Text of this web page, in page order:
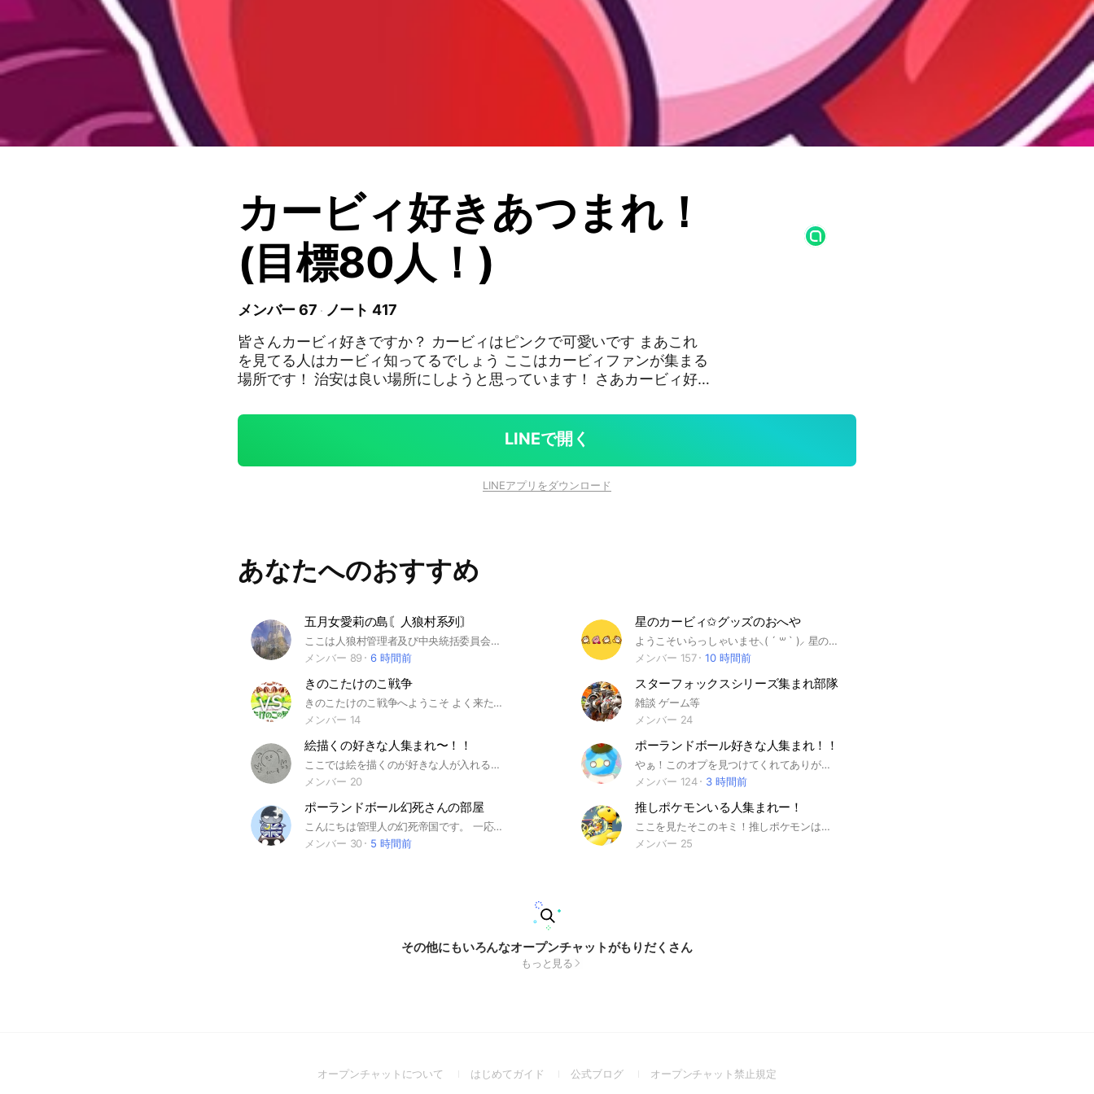
カービィ好きあつまれ！
(目標80人！)
メンバー 67
ノート 417
皆さんカービィ好きですか？ カービィはピンクで可愛いです まあこれ
を見てる人はカービィ知ってるでしょう ここはカービィファンが集まる
場所です！ 治安は良い場所にしようと思っています！ さあカービィ好
とはしないでください これらのことがわかったら 入ってきてどうぞ 即
抜けはやめてね☆ このオプチャ現時点では一番民度いいかもしれない...
11月29日 60人発達成日2026年2月24日 70人発達成日2026年5月23日
LINEで開く
LINEアプリをダウンロード
あなたへのおすすめ
五月女愛莉の島〘人狼村系列〙
ここは人狼村管理者及び中央統括委員会委員長の五月女愛莉の島 私が気分で運営の話をしたり雑談したりする場所 まぁ、ゆるーくね
メンバー 89
6 時間前
星のカービィ✩グッズのおへや
ようこそいらっしゃいませ⸜( ´ ꒳ ` )⸝ 星のカービィの「グッズ情報」に特化したオプチャです✩.*˚ ぬいぐるみ・Tシャツ・文房具…一番くじや、期間限定コラボものなどなど、最新グッズの情報満載です！ カービィのゲームやイラスト、雑談関連のオプチャはいくつかあるけど… グッズに関するオプチャは少ないので作ってみました！ 新・旧どんなグッズ紹介でも、グッズ自慢、自作グッズ、グッズの飾り方・使い方、グッズの質問、なんでもおっけー！ 管理人は新着のカービィの公式グッズ情報を、できるだけ早く皆にお届けします。 カービィの最新情報を皆で共有しましょう！！ カービィ雑談で盛り上がっても、眺めるだけでも、自由に出入りもおっけー ゆるくのんびり過ごしましょう！ みんなが楽しければそれで良し✩.*˚ あしたはあしたのかぜがふく〜 ★スパム投稿や迷惑行為など利用規約違反にあたると判断しましたら、アカウントの凍結処分に繋がる措置を取ります。 (2021年6月1日開設)
メンバー 157
10 時間前
きのこたけのこ戦争
きのこたけのこ戦争へようこそ よく来たものだ、 お前はこれから きのこorたけのこに選別される、好きなほうを選んで良い、 ここで注意事項だ ･仲間と楽しく話す、 ･悪口や脅し、暴言などを言わない、 タメ⭕️ 誰とでもはなせ！ 即抜け🔺 ちょっと怪しぃ… 暴言❌ 強制退会で きのこたけの戦争の時代が、開幕だｯ!!!!!
メンバー 14
スターフォックスシリーズ集まれ部隊
雑談 ゲーム等
メンバー 24
絵描くの好きな人集まれ〜！！
ここでは絵を描くのが好きな人が入れるわけじゃなく絵を見るのが好きな人も入れる場所だよ！あと暴言、下ネタ、即抜けは NG！だよ
メンバー 20
ポーランドボール好きな人集まれ！！
やぁ！このオプを見つけてくれてありがとう！ 管理人のパセルです！ ポーランドボールの好きを語ろう！ よかったら入ってみてね！😊 雑談とかして色々話そうね！ できればアイコンはポーランドボールでおなシャス‼️ あ即抜けとか荒らしとか暴言はまじでやめろ #ポーランドボール#カンヒュ#カントリーヒューマンズ#PB#Polandball
メンバー 124
3 時間前
ポーランドボール幻死さんの部屋
こんにちは管理人の幻死帝国です。 一応PBerです。沢山雑談したりしましょう！他界隈もおけ 禁止事項は下ネタNG、即抜け、無言抜け #ポーランドボール
メンバー 30
5 時間前
推しポケモンいる人集まれー！
ここを見たそこのキミ！推しポケモンはいるかい？ここは推しポケがいるる人が集まるオプチャだよ！人数が少ないからぜひ入ってほしいー！
メンバー 25
その他にもいろんなオープンチャットがもりだくさん
もっと見る
オープンチャットについて
(Openはじめてガイド
(Open公式ブログ
(Openオープンチャット禁止規定(Open